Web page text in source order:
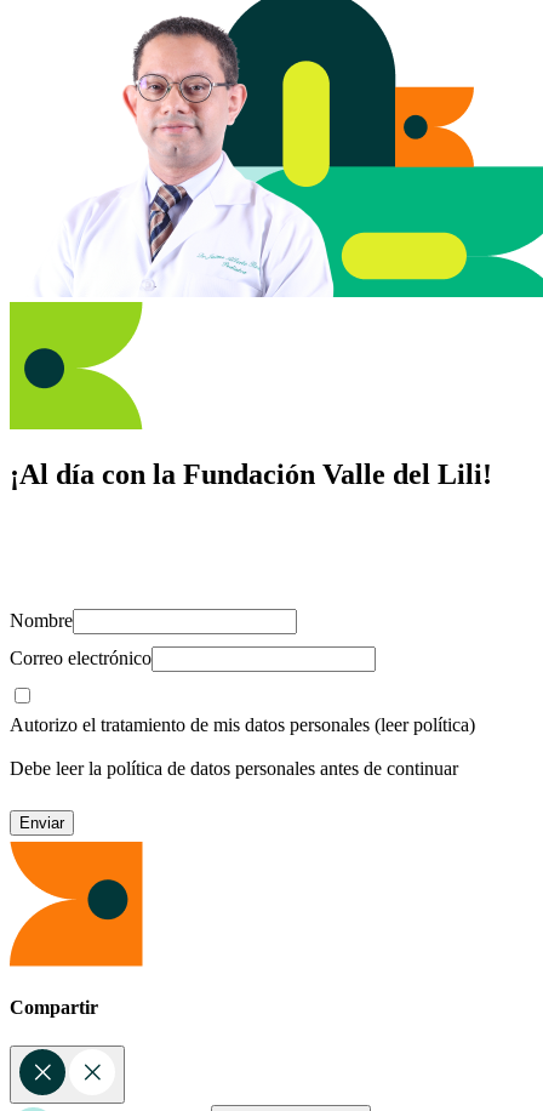
¡Al día con la Fundación Valle del Lili!
Nombre
Correo electrónico
Autorizo el tratamiento de mis datos personales (leer política)
Debe leer la política de datos personales antes de continuar
Compartir